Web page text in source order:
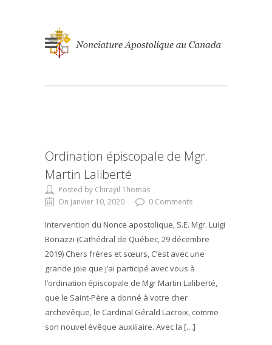
Ordination épiscopale de Mgr.
Martin Laliberté
Posted by Chirayil Thomas
On janvier 10, 2020
0 Comments
Intervention du Nonce apostolique, S.E. Mgr. Luigi
Bonazzi (Cathédral de Québec, 29 décembre
2019) Chers frères et sœurs, C’est avec une
grande joie que j’ai participé avec vous à
l’ordination épiscopale de Mgr Martin Laliberté,
que le Saint-Père a donné à votre cher
archevêque, le Cardinal Gérald Lacroix, comme
son nouvel évêque auxiliaire. Avec la […]